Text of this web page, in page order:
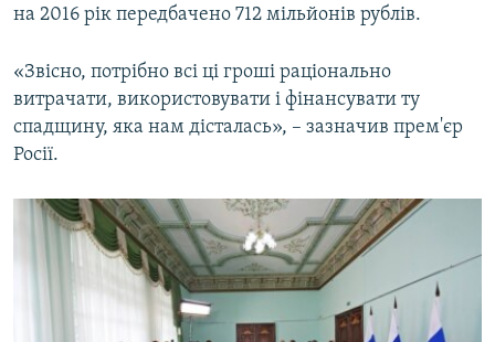
на 2016 рік передбачено 712 мільйонів рублів.
«Звісно, потрібно всі ці гроші раціонально
витрачати, використовувати і фінансувати ту
спадщину, яка нам дісталась», – зазначив прем'єр
Росії.